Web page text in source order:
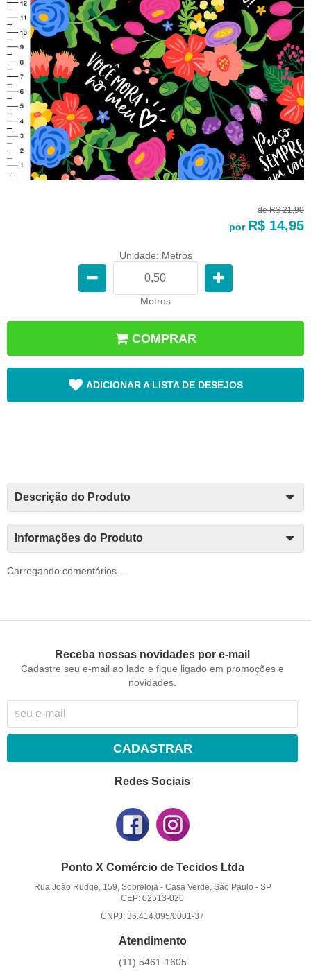
de R$ 21,90
por R$ 14,95
Unidade: Metros
Metros
COMPRAR
ADICIONAR A LISTA DE DESEJOS
Descrição do Produto
Informações do Produto
Carregando comentários ...
Receba nossas novidades por e-mail
Cadastre seu e-mail ao lado e fique ligado em promoções e
novidades.
CADASTRAR
Redes Sociais
Ponto X Comércio de Tecidos Ltda
Rua João Rudge, 159, Sobreloja- Casa Verde, São Paulo - SP
CEP: 02513-020
CNPJ: 36.414.095/0001-37
Atendimento
(11) 5461-1605